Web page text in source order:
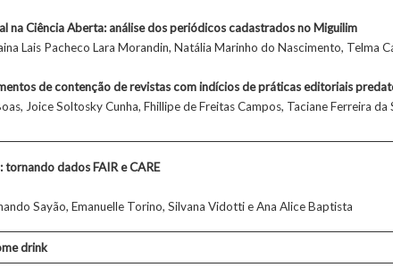
na Ciência Aberta: análise dos periódicos cadastrados no Miguilim
Lais Pacheco Lara Morandin, Natália Marinho do Nascimento, Telma
de contenção de revistas com indícios de práticas editoriais
Joice Soltosky Cunha, Fhillipe de Freitas Campos, Taciane Ferreira
dados FAIR e CARE
Sayão, Emanuelle Torino, Silvana Vidotti e Ana Alice Baptista
drink